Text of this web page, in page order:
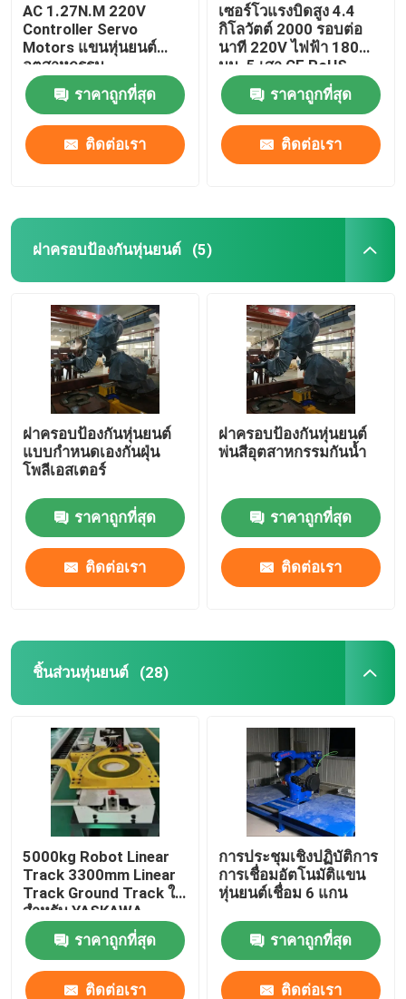
AC 1.27N.M 220V
Controller Servo
Motors แขนหุ่นยนต์
อุตสาหกรรม
ราคาถูกที่สุด
ติดต่อเรา
เซอร์โวแรงบิดสูง 4.4
กิโลวัตต์ 2000 รอบต่อ
นาที 220V ไฟฟ้า 180
มม. 5 เสา CE RoHS
เครื่องกลึงซีเอ็นซี
มาตรฐานราคาถูกที่สุด
ติดต่อเรา
ฝาครอบป้องกันหุ่นยนต์ (5)
ฝาครอบป้องกันหุ่นยนต์
แบบกำหนดเองกันฝุ่น
โพลีเอสเตอร์
ราคาถูกที่สุด
ติดต่อเรา
ฝาครอบป้องกันหุ่นยนต์
พ่นสีอุตสาหกรรมกันน้ำ
ราคาถูกที่สุด
ติดต่อเรา
ชิ้นส่วนหุ่นยนต์ (28)
5000kg Robot Linear
Track 3300mm Linear
Track Ground Track ใช้
สำหรับ YASKAWA
FANUC แขนหุ่นยนต์
อุตสาหกรรม 6 แกน
ราคาถูกที่สุด
ติดต่อเรา
การประชุมเชิงปฏิบัติการ
การเชื่อมอัตโนมัติแขน
หุ่นยนต์เชื่อม 6 แกน
ราคาถูกที่สุด
ติดต่อเรา